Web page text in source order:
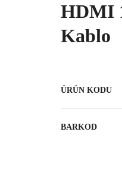
HDMI
Kablo
ÜRÜN KODU
BARKOD